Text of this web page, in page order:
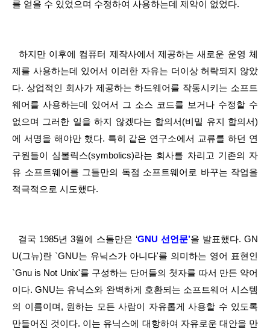
를 얻을 수 있었으며 수정하여 사용하는데 제약이 없었다.
제를 사용하는데 있어서 이러한 자유는 더이상 허락되지 않았
다. 상업적인 회사가 제공하는 하드웨어를 작동시키는 소프트
웨어를 사용하는데 있어서 그 소스 코드를 보거나 수정할 수
없으며 그러한 일을 하지 않겠다는 합의서(비밀 유지 합의서)
에 서명을 해야만 했다. 특히 같은 연구소에서 교류를 하던 연
구원들이 심볼릭스(symbolics)라는 회사를 차리고 기존의 자
유 소프트웨어를 그들만의 독점 소프트웨어로 바꾸는 작업을
적극적으로 시도했다.
결국 1985년 3월에 스톨만은 ‘GNU 선언문’을 발표했다. GN
U(그뉴)란 `GNU는 유닉스가 아니다'를 의미하는 영어 표현인
`Gnu is Not Unix'를 구성하는 단어들의 첫자를 따서 만든 약어
이다. GNU는 유닉스와 완벽하게 호환되는 소프트웨어 시스템
의 이름이며, 원하는 모든 사람이 자유롭게 사용할 수 있도록
만들어진 것이다. 이는 유닉스에 대항하여 자유로운 대안을 만